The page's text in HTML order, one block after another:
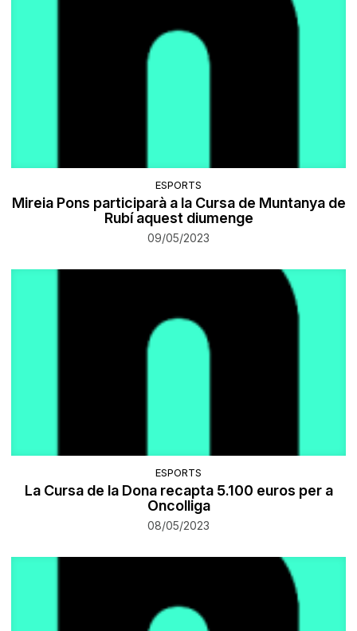
ESPORTS
Mireia Pons participarà a la Cursa de Muntanya de
Rubí aquest diumenge
09/05/2023
ESPORTS
La Cursa de la Dona recapta 5.100 euros per a
Oncolliga
08/05/2023